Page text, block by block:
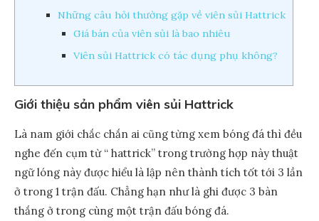
Những câu hỏi thường gặp về viên sủi Hattrick
Giá bán của viên sủi là bao nhiêu
Viên sủi Hattrick có tác dụng phụ không?
Giới thiệu sản phẩm viên sủi Hattrick
Là nam giới chắc chắn ai cũng từng xem bóng đá thì đều
nghe đến cụm từ “ hattrick” trong trường hợp này thuật
ngữ lóng này được hiểu là lập nên thành tích tốt tới 3 lần
ở trong 1 trận đấu. Chẳng hạn như là ghi được 3 bàn
thắng ở trong cùng một trận đấu bóng đá.